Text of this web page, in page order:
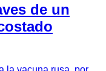
de un